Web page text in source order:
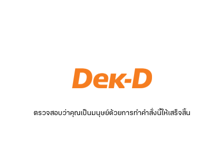
ตรวจสอบว่าคุณเป็นมนุษย์ด้วยการทำคำสั่งนี้ให้เสร็จสิ้น